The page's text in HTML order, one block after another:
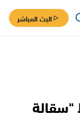
البث المباشر